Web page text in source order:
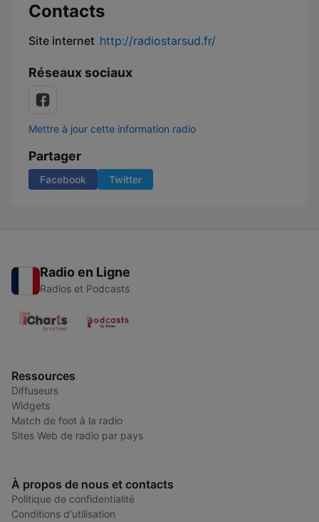
Contacts
Site internet http://radiostarsud.fr/
Réseaux sociaux
Mettre à jour cette information radio
Partager
Facebook Twitter
Radio en Ligne
Radios et Podcasts
Ressources
Diffuseurs
Widgets
Match de foot à la radio
Sites Web de radio par pays
À propos de nous et contacts
Politique de confidentialité
Conditions d'utilisation